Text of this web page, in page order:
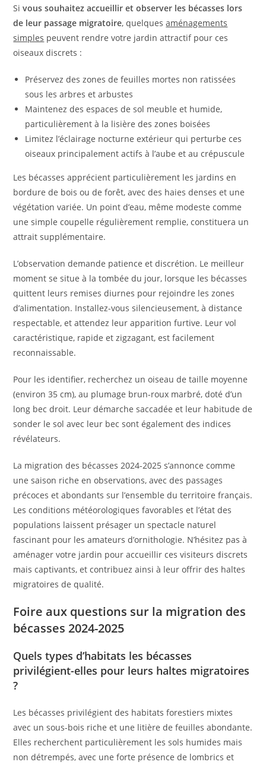
Sivous souhaitez accueillir et observer les bécasses lors
de leur passage migratoire, quelquesaménagements
simples peuvent rendre votre jardin attractif pour ces
oiseaux discrets :
Préservez des zones de feuilles mortes non ratissées
sous les arbres et arbustes
Maintenez des espaces de sol meuble et humide,
particulièrement à la lisière des zones boisées
Limitez l’éclairage nocturne extérieur qui perturbe ces
oiseaux principalement actifs à l’aube et au crépuscule
Les bécasses apprécient particulièrement les jardins en
bordure de bois ou de forêt, avec des haies denses et une
végétation variée. Un point d’eau, même modeste comme
une simple coupelle régulièrement remplie, constituera un
attrait supplémentaire.
L’observation demande patience et discrétion. Le meilleur
moment se situe à la tombée du jour, lorsque les bécasses
quittent leurs remises diurnes pour rejoindre les zones
d’alimentation. Installez-vous silencieusement, à distance
respectable, et attendez leur apparition furtive. Leur vol
caractéristique, rapide et zigzagant, est facilement
reconnaissable.
Pour les identifier, recherchez un oiseau de taille moyenne
(environ 35 cm), au plumage brun-roux marbré, doté d’un
long bec droit. Leur démarche saccadée et leur habitude de
sonder le sol avec leur bec sont également des indices
révélateurs.
La migration des bécasses 2024-2025 s’annonce comme
une saison riche en observations, avec des passages
précoces et abondants sur l’ensemble du territoire français.
Les conditions météorologiques favorables et l’état des
populations laissent présager un spectacle naturel
fascinant pour les amateurs d’ornithologie. N’hésitez pas à
aménager votre jardin pour accueillir ces visiteurs discrets
mais captivants, et contribuez ainsi à leur offrir des haltes
migratoires de qualité.
Foire aux questions sur la migration des
bécasses 2024-2025
Quels types d’habitats les bécasses
privilégient-elles pour leurs haltes migratoires
?
Les bécasses privilégient des habitats forestiers mixtes
avec un sous-bois riche et une litière de feuilles abondante.
Elles recherchent particulièrement les sols humides mais
non détrempés, avec une forte présence de lombrics et